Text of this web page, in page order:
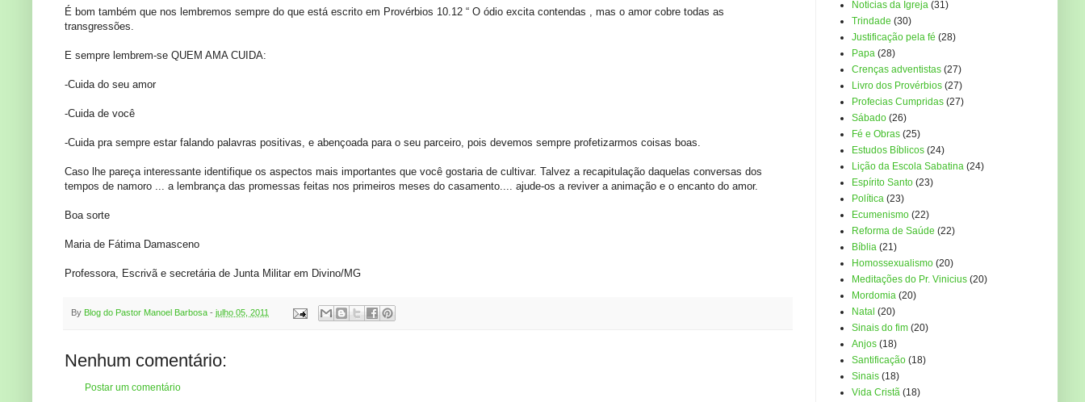
É bom também que nos lembremos sempre do que está escrito em Provérbios 10.12 “ O ódio excita contendas , mas o amor cobre todas as
transgressões.
E sempre lembrem-se QUEM AMA CUIDA:
-Cuida do seu amor
-Cuida de você
-Cuida pra sempre estar falando palavras positivas, e abençoada para o seu parceiro, pois devemos sempre profetizarmos coisas boas.
Caso lhe pareça interessante identifique os aspectos mais importantes que você gostaria de cultivar. Talvez a recapitulação daquelas conversas dos
tempos de namoro ... a lembrança das promessas feitas nos primeiros meses do casamento.... ajude-os a reviver a animação e o encanto do amor.
Boa sorte
Maria de Fátima Damasceno
Professora, Escrivã e secretária de Junta Militar em Divino/MG
By Blog do Pastor Manoel Barbosa - julho 05, 2011
Nenhum comentário:
Postar um comentário
Noticias da Igreja (31)
Trindade (30)
Justificação pela fé (28)
Papa (28)
Crenças adventistas (27)
Livro dos Provérbios (27)
Profecias Cumpridas (27)
Sábado (26)
Fé e Obras (25)
Estudos Bíblicos (24)
Lição da Escola Sabatina (24)
Espírito Santo (23)
Política (23)
Ecumenismo (22)
Reforma de Saúde (22)
Bíblia (21)
Homossexualismo (20)
Meditações do Pr. Vinicius (20)
Mordomia (20)
Natal (20)
Sinais do fim (20)
Anjos (18)
Santificação (18)
Sinais (18)
Vida Cristã (18)